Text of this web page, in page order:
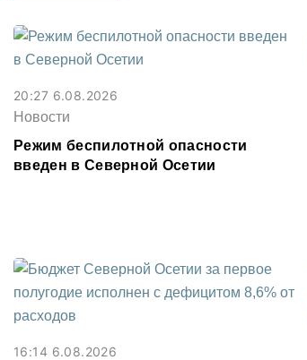
20:27 6.08.2026
Новости
Режим беспилотной опасности
введен в Северной Осетии
16:14 6.08.2026